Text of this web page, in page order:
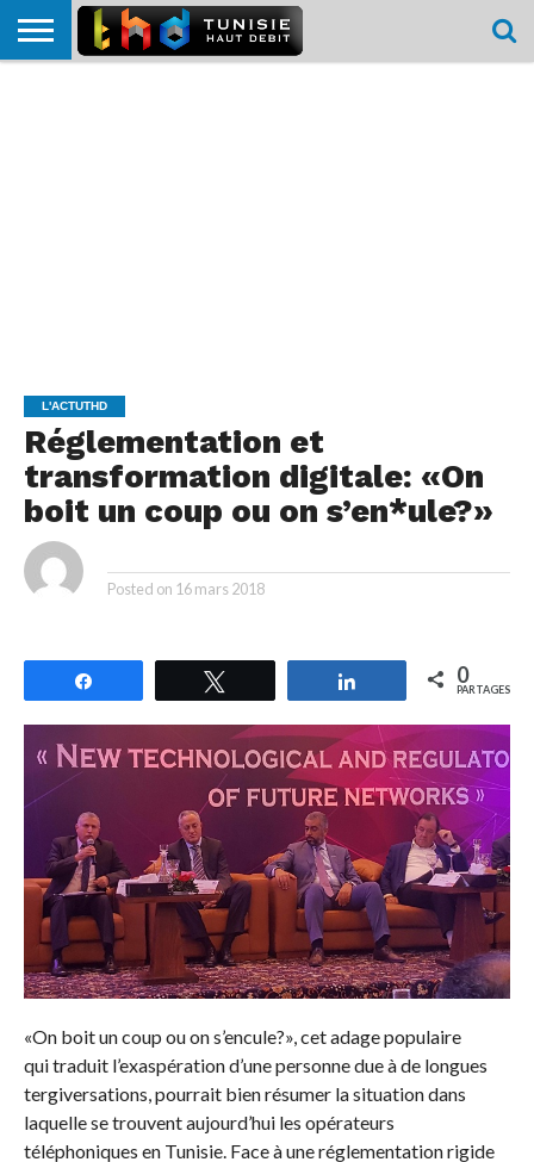
L'ACTUTHD
Réglementation et
transformation digitale: «On
boit un coup ou on s’en*ule?»
Posted on 16 mars 2018
Partagez 0
PARTAGES
«On boit un coup ou on s’encule?», cet adage populaire
qui traduit l’exaspération d’une personne due à de longues
tergiversations, pourrait bien résumer la situation dans
laquelle se trouvent aujourd’hui les opérateurs
téléphoniques en Tunisie. Face à une réglementation rigide